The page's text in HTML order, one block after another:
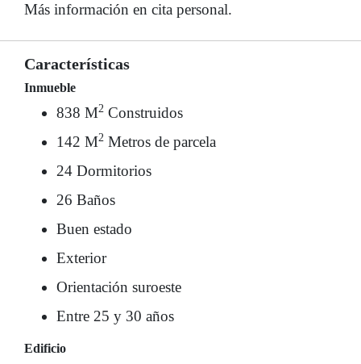
Más información en cita personal.
Características
Inmueble
838 M2 Construidos
142 M2 Metros de parcela
24 Dormitorios
26 Baños
Buen estado
Exterior
Orientación suroeste
Entre 25 y 30 años
Edificio